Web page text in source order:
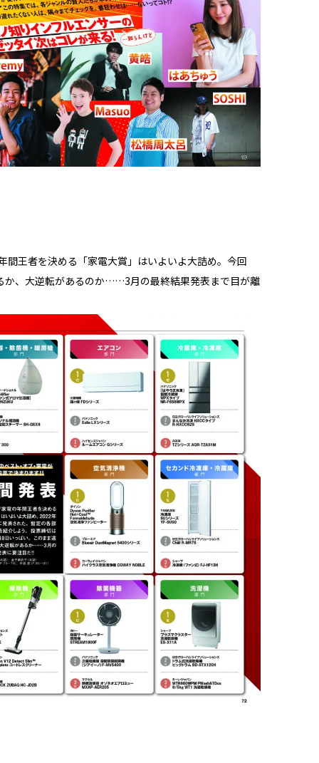
王者を決める「家電大賞」はいよいよ大詰め。今回
か、大逆転があるのか……3月の最終結果発表まで目が離